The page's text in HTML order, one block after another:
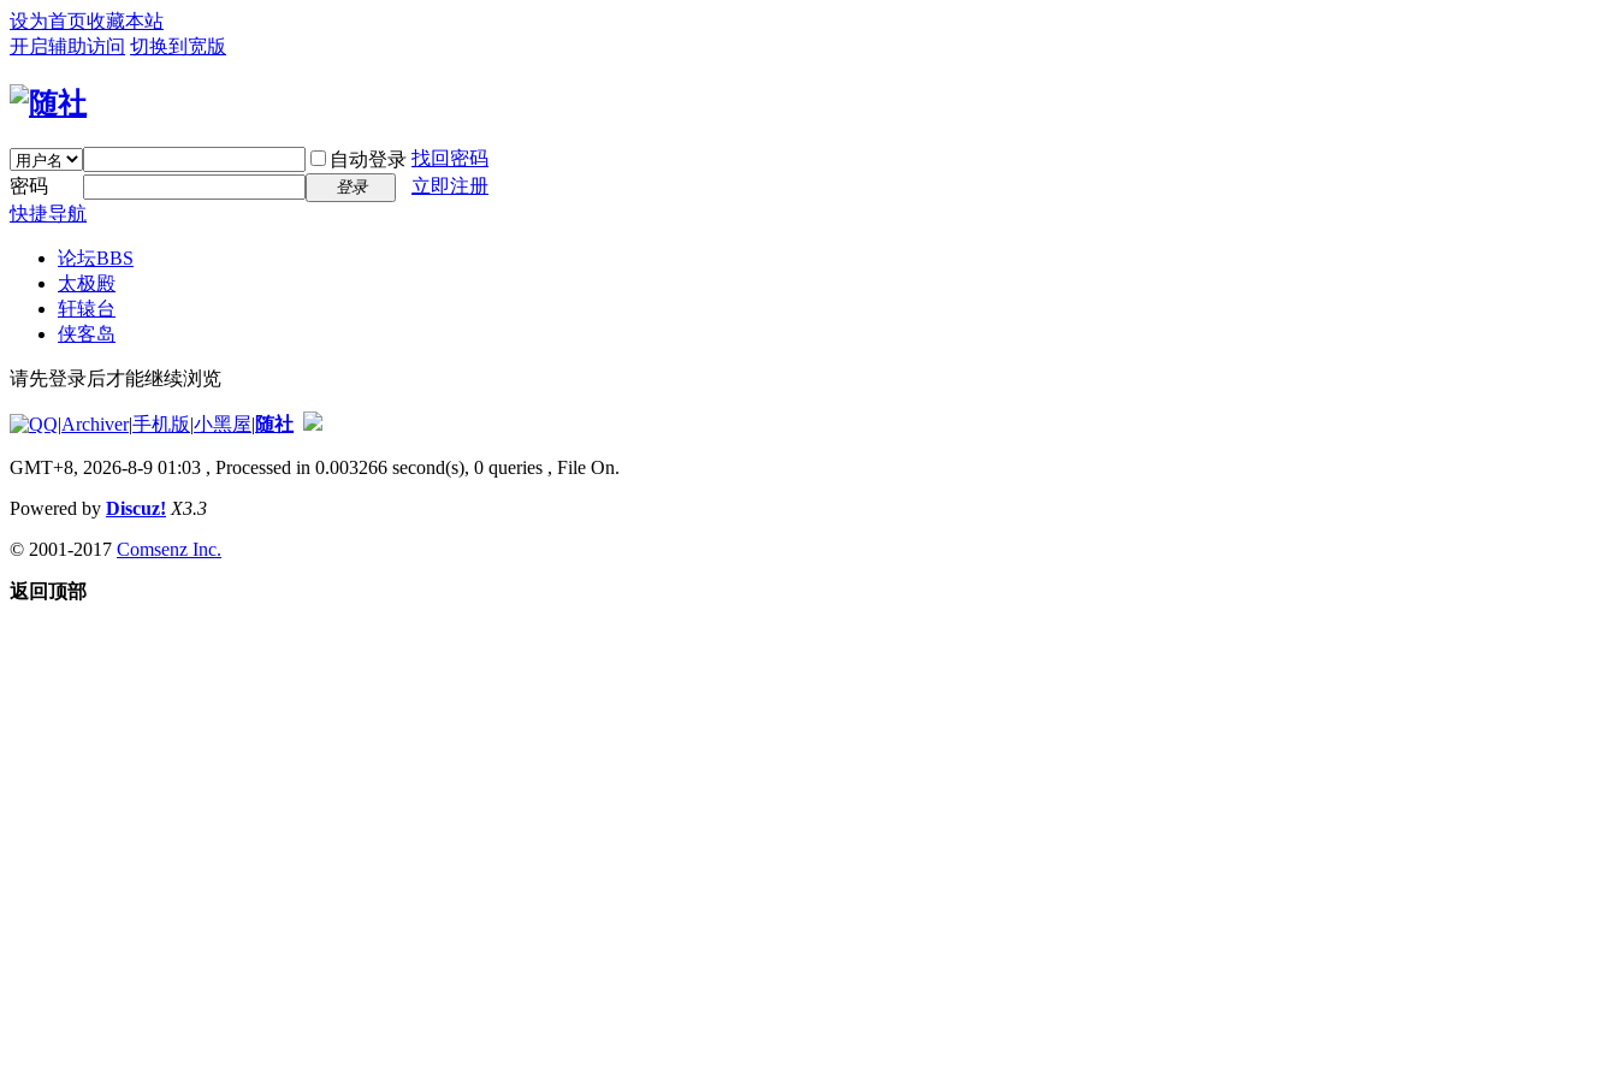
设为首页收藏本站
开启辅助访问 切换到宽版
自动登录 找回密码
密码
登录
立即注册
快捷导航
论坛BBS
太极殿
轩辕台
侠客岛
请先登录后才能继续浏览
|Archiver|手机版|小黑屋|随社
GMT+8, 2026-8-9 01:03 , Processed in 0.003266 second(s), 0 queries , File On.
Powered by Discuz! X3.3
© 2001-2017 Comsenz Inc.
返回顶部